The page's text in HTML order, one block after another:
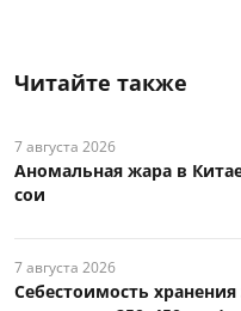
Читайте также
7 августа 2026
Аномальная жара в
сои
7 августа 2026
Себестоимость